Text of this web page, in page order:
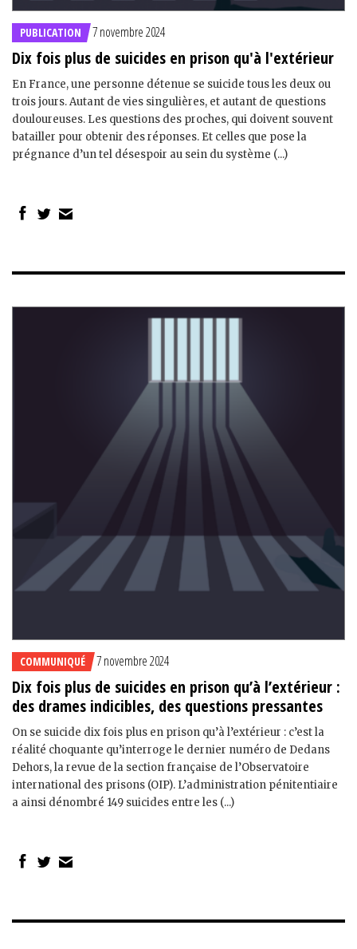
PUBLICATION 7 novembre 2024
Dix fois plus de suicides en prison qu'à l'extérieur
En France, une personne détenue se suicide tous les deux ou
trois jours. Autant de vies singulières, et autant de questions
douloureuses. Les questions des proches, qui doivent souvent
batailler pour obtenir des réponses. Et celles que pose la
prégnance d’un tel désespoir au sein du système (...)
COMMUNIQUÉ 7 novembre 2024
Dix fois plus de suicides en prison qu’à l’extérieur :
des drames indicibles, des questions pressantes
On se suicide dix fois plus en prison qu’à l’extérieur : c’est la
réalité choquante qu’interroge le dernier numéro de Dedans
Dehors, la revue de la section française de l’Observatoire
international des prisons (OIP). L’administration pénitentiaire
a ainsi dénombré 149 suicides entre les (...)